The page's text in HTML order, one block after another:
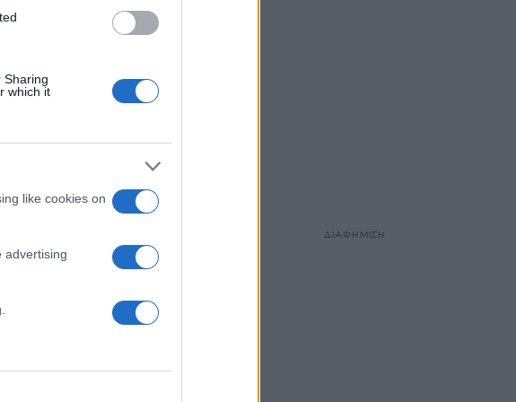
Sharing
which it
like cookies on
advertising
τον οποίο είχαν
«Οι μεν και οι
ότι πληρωνόταν,
ΔΙΑΦΗΜΙΣΗ